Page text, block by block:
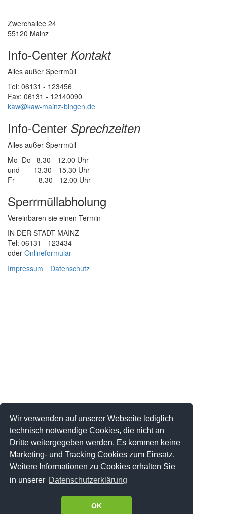
Wir verwenden auf unserer Webseite lediglich
technisch notwendige Cookies, die nicht an
Dritte weitergegeben werden. Es kommen keine
Marketing- und Tracking Cookies zum Einsatz.
Weitere Informationen zu Cookies erhalten Sie
in unserer Datenschutzerklärung
OK
Zwerchallee 24
55120 Mainz
Info-Center Kontakt
Alles außer Sperrmüll
Tel: 06131 - 123456
Fax: 06131 - 12140090
kaw@kaw-mainz-bingen.de
Info-Center Sprechzeiten
Alles außer Sperrmüll
Mo–Do 8.30 - 12.00 Uhr
und 13.30 - 15.30 Uhr
Fr 8.30 - 12.00 Uhr
Sperrmüllabholung
Vereinbaren sie einen Termin
IN DER STADT MAINZ
Tel: 06131 - 123434
oder Onlineformular
Impressum
Datenschutz